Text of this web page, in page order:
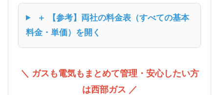
＋ 【参考】両社の料金表（すべての基本
料金・単価）を開く
＼ ガスも電気もまとめて管理・安心したい方
は西部ガス ／